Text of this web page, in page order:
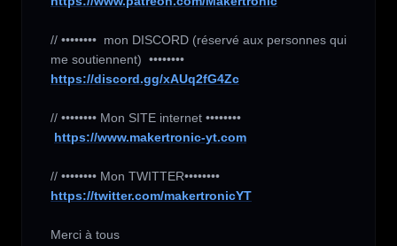
// ••••••••  mon DISCORD (réservé aux personnes qui
https://discord.gg/xAUq2fG4Zc
// •••••••• Mon SITE internet ••••••••
https://www.makertronic-yt.com
https://twitter.com/makertronicYT
Merci à tous